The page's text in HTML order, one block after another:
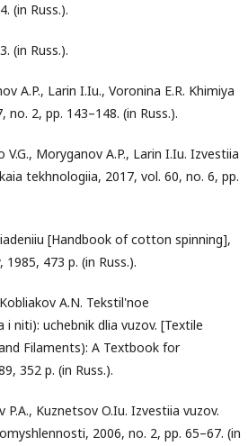
(in Russ.).
(in Russ.).
A.P., Larin I.Iu., Voronina E.R. Khimiya
2, pp. 143–148. (in Russ.).
V.G., Moryganov A.P., Larin I.Iu. Izvestiia
tekhnologiia, 2017, vol. 60, no. 6, pp.
[Handbook of cotton spinning],
1985, 473 p. (in Russ.).
A.N. Tekstil'noe
niti): uchebnik dlia vuzov. [Textile
Filaments): A Textbook for
352 p. (in Russ.).
P.A., Kuznetsov O.Iu. Izvestiia vuzov.
2006, no. 2, pp. 65–67. (in